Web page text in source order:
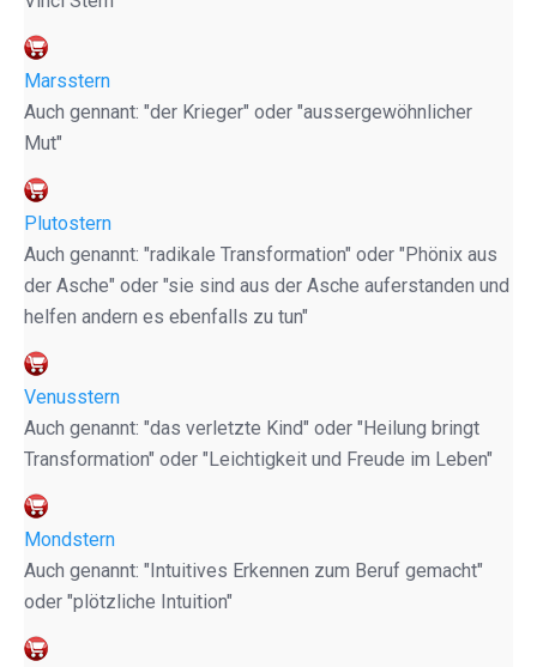
Marsstern
Auch gennant: "der Krieger" oder "aussergewöhnlicher
Mut"
Plutostern
Auch genannt: "radikale Transformation" oder "Phönix aus
der Asche" oder "sie sind aus der Asche auferstanden und
helfen andern es ebenfalls zu tun"
Venusstern
Auch genannt: "das verletzte Kind" oder "Heilung bringt
Transformation" oder "Leichtigkeit und Freude im Leben"
Mondstern
Auch genannt: "Intuitives Erkennen zum Beruf gemacht"
oder "plötzliche Intuition"